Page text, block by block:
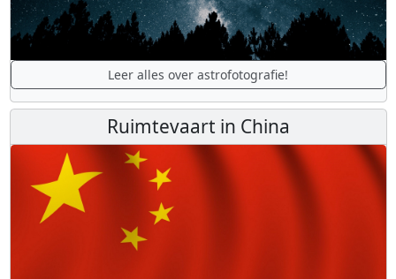
Leer alles over astrofotografie!
Ruimtevaart in China